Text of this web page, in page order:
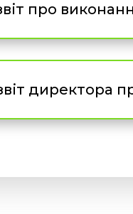
про
директора